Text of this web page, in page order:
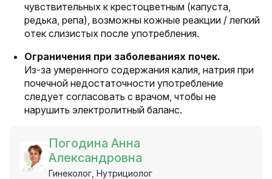
чувствительных к крестоцветным (капуста,
редька, репа), возможны кожные реакции / легкий
отек слизистых после употребления.
Ограничения при заболеваниях почек.
Из-за умеренного содержания калия, натрия при
почечной недостаточности употребление
следует согласовать с врачом, чтобы не
нарушить электролитный баланс.
Погодина Анна
Александровна
Гинеколог, Нутрициолог